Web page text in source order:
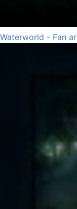
Waterworld - Fan